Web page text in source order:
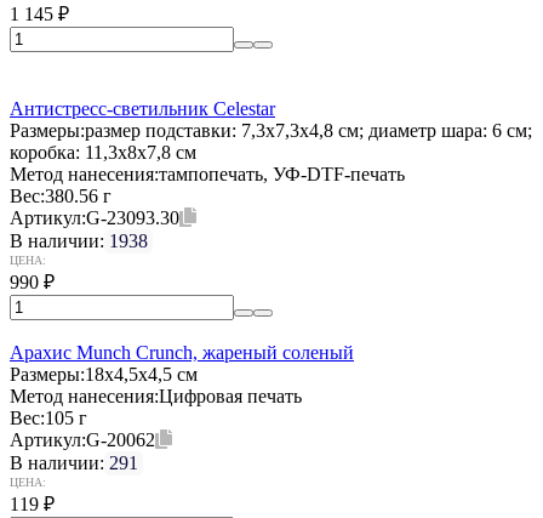
1 145 ₽
Антистресс-светильник Celestar
Размеры:размер подставки: 7,3x7,3x4,8 см; диаметр шара: 6 см;
коробка: 11,3х8x7,8 см
Метод нанесения:тампопечать, УФ-DTF-печать
Вес:380.56 г
Артикул:G-23093.30
В наличии: 1938
ЦЕНА:
990 ₽
Арахис Munch Crunch, жареный соленый
Размеры:18х4,5х4,5 см
Метод нанесения:Цифровая печать
Вес:105 г
Артикул:G-20062
В наличии: 291
ЦЕНА:
119 ₽